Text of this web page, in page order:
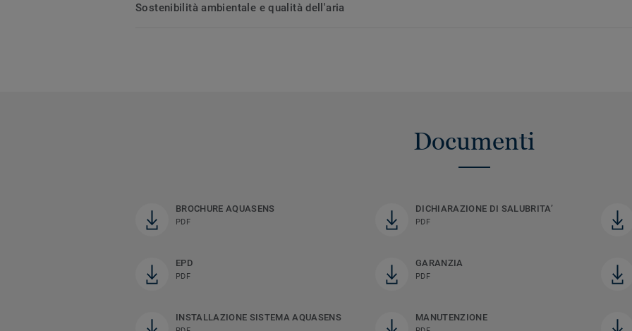
Sostenibilità ambientale e qualità dell'aria
Documenti
BROCHURE AQUASENS
PDF
DICHIARAZIONE DI SALUBRITA’
PDF
EPD
PDF
GARANZIA
PDF
INSTALLAZIONE SISTEMA AQUASENS MANUTENZIONE